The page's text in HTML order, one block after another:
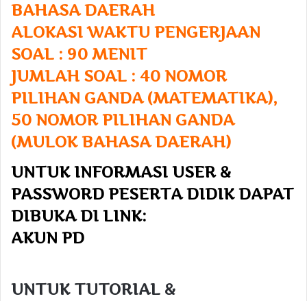
BAHASA DAERAH
ALOKASI WAKTU PENGERJAAN
SOAL : 90 MENIT
JUMLAH SOAL : 40 NOMOR
PILIHAN GANDA(MATEMATIKA),
50 NOMOR PILIHAN GANDA
(MULOK BAHASA DAERAH)
UNTUK INFORMASI USER &
PASSWORD PESERTA DIDIK DAPAT
DIBUKA DI LINK:
AKUN PD
UNTUK TUTORIAL &